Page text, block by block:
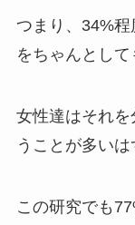
つまり、34%
をちゃんとして
女性達はそれ
うことが多いは
この研究でも